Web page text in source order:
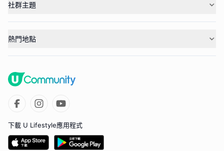
社群主題
熱門地點
下載 U Lifestyle應用程式